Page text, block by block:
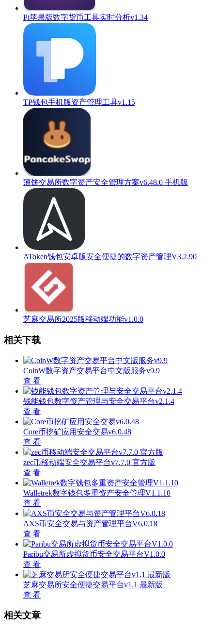
Pi苹果版数字货币工具实时分析v1.34
TP钱包手机版资产管理工具v1.15
薄饼交易所数字资产安全管理方案v6.48.0 手机版
AToken钱包安卓版安全便捷的数字资产管理V3.2.90
芝麻交易所2025版移动端功能v1.0.0
相关下载
CoinW数字资产交易平台中文版服务v9.9
查 看
钱能钱包数字资产管理与安全交易平台v2.1.4
查 看
Core币挖矿应用安全交易v6.0.48
查 看
zec币移动端安全交易平台v7.7.0 官方版
查 看
Walletrek数字钱包多重资产安全管理V1.1.10
查 看
AXS币安全交易与资产管理平台V6.0.18
查 看
Paribu交易所虚拟货币安全交易平台V1.0.0
查 看
芝麻交易所安全便捷交易平台v1.1 最新版
查 看
相关文章